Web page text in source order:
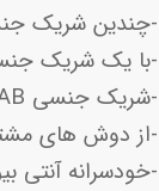
-چندین شریک
-با یک شریک
-شریک جنسی AFAB داشته باشید.
-از دوش های
-خودسرانه آنتی